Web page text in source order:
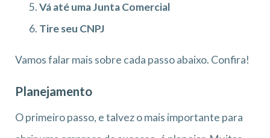
Vá até uma Junta Comercial
Tire seu CNPJ
Vamos falar mais sobre cada passo abaixo. Confira!
Planejamento
O primeiro passo, e talvez o mais importante para